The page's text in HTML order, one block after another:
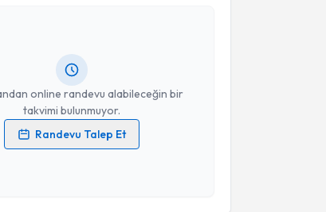
online randevu alabileceğin bir
takvimi bulunmuyor.
Randevu Talep Et
işlenmesine ilişkinAydınlatma Metni